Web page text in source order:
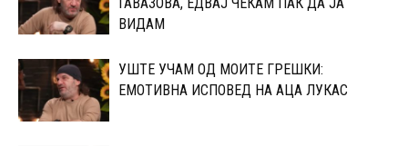
ВИДАМ
УШТЕ УЧАМ ОД МОИТЕ ГРЕШКИ:
ЕМОТИВНА ИСПОВЕД НА АЦА ЛУКАС